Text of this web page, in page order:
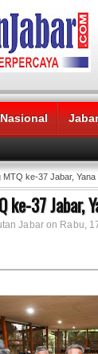
Nasional Jabar
:
MTQ ke-37 Jabar,
ke-37 Jabar,
Jabar on Rabu,